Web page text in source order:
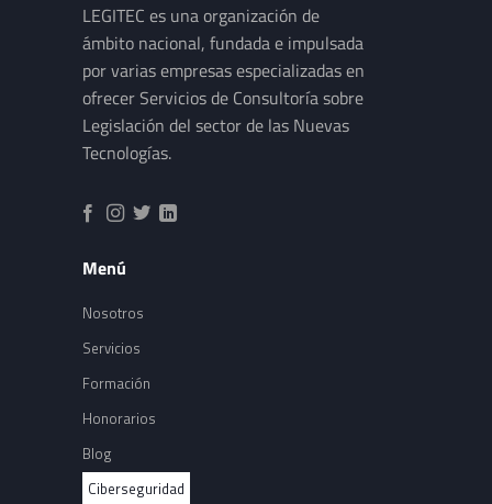
LEGITEC es una organización de
ámbito nacional, fundada e impulsada
por varias empresas especializadas en
ofrecer Servicios de Consultoría sobre
Legislación del sector de las Nuevas
Tecnologías.
Menú
Nosotros
Servicios
Formación
Honorarios
Blog
Ciberseguridad